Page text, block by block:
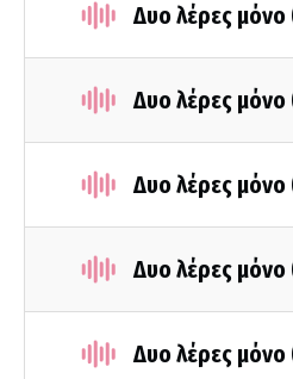
Δυο λέρες
Δυο λέρες
Δυο λέρες
Δυο λέρες
Δυο λέρες